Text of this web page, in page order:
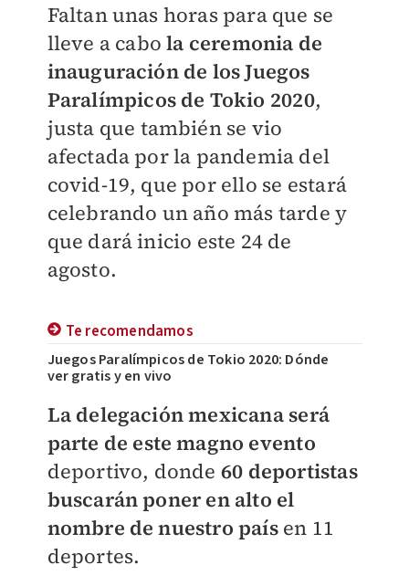
Faltan unas horas para que se
lleve a cabo la ceremonia de
inauguración de los Juegos
Paralímpicos de Tokio 2020,
justa que también se vio
afectada por la pandemia del
covid-19, que por ello se estará
celebrando un año más tarde y
que dará inicio este 24 de
agosto.
Te recomendamos
Juegos Paralímpicos de Tokio 2020: Dónde
ver gratis y en vivo
La delegación mexicana será
parte de este magno evento
deportivo, donde 60 deportistas
buscarán poner en alto el
nombre de nuestro paísen 11
deportes.